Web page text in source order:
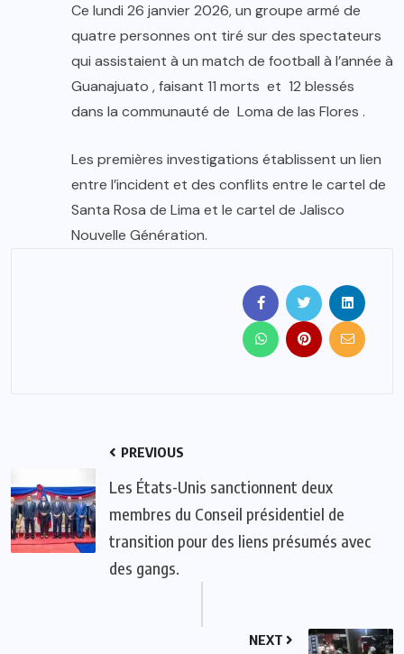
Ce lundi 26 janvier 2026, un groupe armé de
quatre personnes ont tiré sur des spectateurs
qui assistaient à un match de football à l’année à
Guanajuato , faisant 11 morts et 12 blessés
dans la communauté de Loma de las Flores .
Les premières investigations établissent un lien
entre l’incident et des conflits entre le cartel de
Santa Rosa de Lima et le cartel de Jalisco
Nouvelle Génération.
PREVIOUS
Les États-Unis sanctionnent deux
membres du Conseil présidentiel de
transition pour des liens présumés avec
des gangs.
NEXT